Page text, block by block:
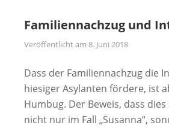
Familiennachzug und
Veröffentlicht am 8. Juni 2018
Dass der Familiennachzug die
hiesiger Asylanten fördere, ist
Humbug. Der Beweis, dass
nicht nur im Fall „Susanna“,